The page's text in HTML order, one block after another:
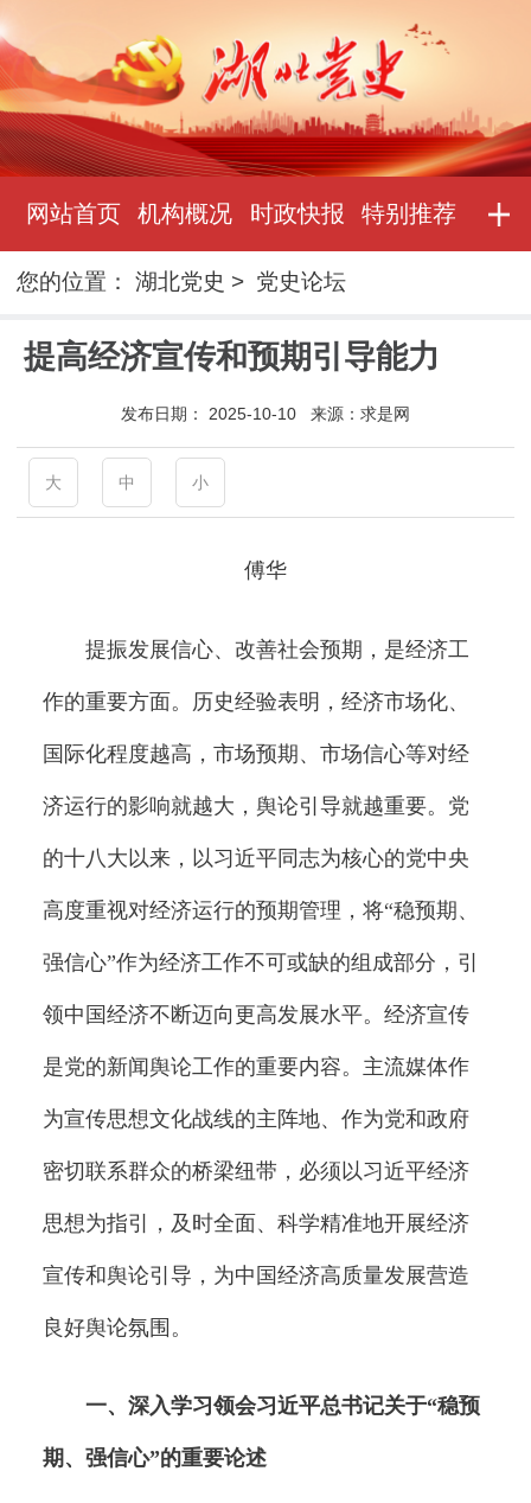
网站首页 机构概况 时政快报 特别推荐
您的位置：湖北党史 > 党史论坛
提高经济宣传和预期引导能力
发布日期： 2025-10-10 来源：求是网
大 中 小
傅华
提振发展信心、改善社会预期，是经济工
作的重要方面。历史经验表明，经济市场化、
国际化程度越高，市场预期、市场信心等对经
济运行的影响就越大，舆论引导就越重要。党
的十八大以来，以习近平同志为核心的党中央
高度重视对经济运行的预期管理，将“稳预期、
强信心”作为经济工作不可或缺的组成部分，引
领中国经济不断迈向更高发展水平。经济宣传
是党的新闻舆论工作的重要内容。主流媒体作
为宣传思想文化战线的主阵地、作为党和政府
密切联系群众的桥梁纽带，必须以习近平经济
思想为指引，及时全面、科学精准地开展经济
宣传和舆论引导，为中国经济高质量发展营造
良好舆论氛围。
一、深入学习领会习近平总书记关于“稳预
期、强信心”的重要论述